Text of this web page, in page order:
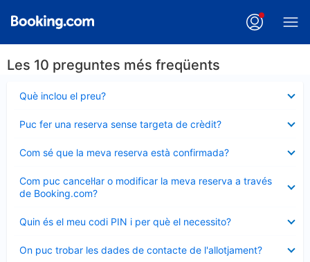
Les 10 preguntes més freqüents
Què inclou el preu?
tancat
Puc fer una reserva sense targeta de crèdit?
tancat
Com sé que la meva reserva està confirmada?
tancat
Com puc cancel·lar o modificar la meva reserva a través
de Booking.com?
tancat
Quin és el meu codi PIN i per què el necessito?
tancat
On puc trobar les dades de contacte de l'allotjament?
tancat